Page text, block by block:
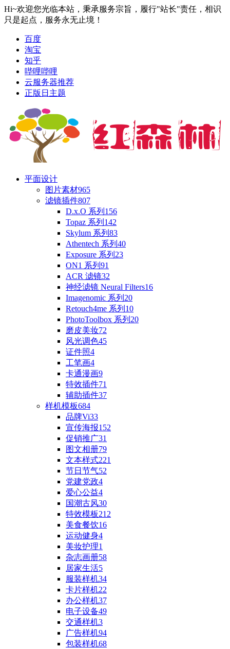
Hi~欢迎您光临本站，秉承服务宗旨，履行"站长"责任，相识
只是起点，服务永无止境！
百度
淘宝
知乎
哔哩哔哩
云服务器推荐
正版日主题
平面设计
图片素材965
滤镜插件807
D.x.O 系列 156
Topaz 系列 142
Skylum 系列 83
Athentech 系列 40
Exposure 系列 23
ON1 系列 91
ACR 滤镜32
神经滤镜 Neural Filters16
Imagenomic 系列 20
Retouch4me 系列 10
PhotoToolbox 系列 20
磨皮美妆72
风光调色45
证件照4
工笔画4
卡通漫画9
特效插件71
辅助插件37
样机模板684
品牌Vi33
宣传海报152
促销推广31
图文相册79
文本样式221
节日节气52
党建党政4
爱心公益4
国潮古风30
特效模板212
美食餐饮16
运动健身4
美妆护理1
杂志画册58
居家生活5
服装样机34
卡片样机22
办公样机37
电子设备49
交通样机3
广告样机94
包装样机68